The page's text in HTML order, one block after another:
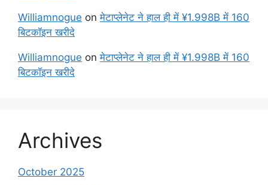
Williamnogue onमेटाप्लेनेट ने हाल ही में ¥1.998B में 160
बिटकॉइन खरीदे
Williamnogue onमेटाप्लेनेट ने हाल ही में ¥1.998B में 160
बिटकॉइन खरीदे
Archives
October 2025